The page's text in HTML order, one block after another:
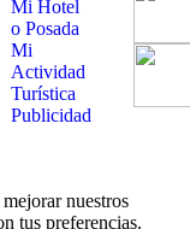
Mi Hotel
o Posada
Mi
Actividad
Turística
Publicidad
nuestros
tus preferencias.